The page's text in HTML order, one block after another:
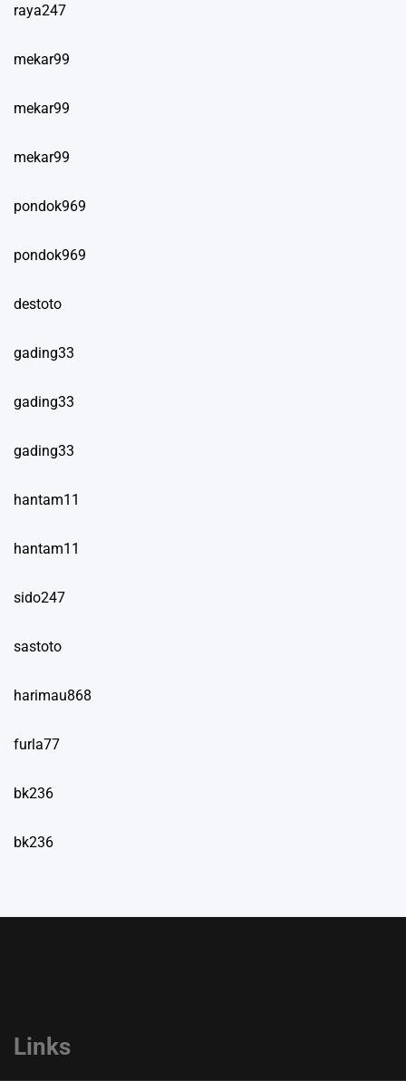
raya247
mekar99
mekar99
mekar99
pondok969
pondok969
destoto
gading33
gading33
gading33
hantam11
hantam11
sido247
sastoto
harimau868
furla77
bk236
bk236
Links